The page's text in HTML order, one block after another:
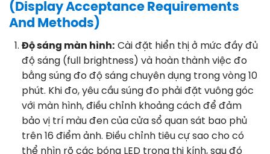
(Display Acceptance Requirements
And Methods)
Độ sáng màn hình: Cài đặt hiển thị ở mức đầy đủ
độ sáng (full brightness) và hoàn thành việc đo
bằng súng đo độ sáng chuyên dụng trong vòng 10
phút. Khi đo, yêu cầu súng đo phải đặt vuông góc
với màn hình, điều chỉnh khoảng cách để đảm
bảo vị trí màu đen của cửa sổ quan sát bao phủ
trên 16 điểm ảnh. Điều chỉnh tiêu cự sao cho có
thể nhìn rõ các bóng LED trong thị kính, sau đó